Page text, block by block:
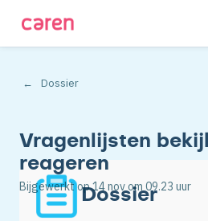
Dossier
Vragenlijsten
reageren
Bijgewerkt op14 novom 09.23 uur
Dossier